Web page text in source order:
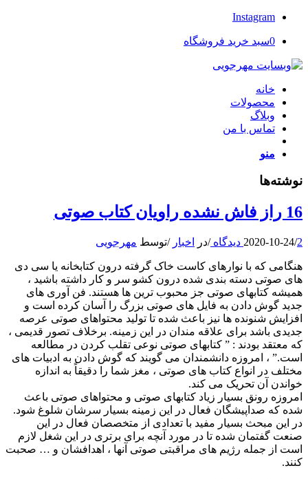
Instagram
0سبد خرید فروشگاه
خانه
محصولات
وبلاگ
تماس با من
منو
نوشته‌ها
16 راز فاش نشده راویان کتاب صوتی
2020-10-24/2 دیدگاه /در اخبار /توسط مهرجویی
هنگامی که با نوارهای کاست خاک گرفته درون کتابخانه یا سی دی
های صوتی دسته بندی شده درون کشو سر و کار داشته باشید ،
همیشه کتابهای صوتی جز محبوب ترین ها هستند. فن آوری های
جدید گوش دادن به فایل های صوتی بزرگ را آسان کرده است و
افزایش شنونده ها نیز باعث شده تا تولید محتواهای صوتی عرصه
جدیدی باشد برای علاقه مندان در این زمینه. برخلاف تصور قدیمی ،
که معتقد بودند : ” کتابهای صوتی نوعی تقلب کردن در مطالعه
است.” ، امروزه دانشمندان می گویند که گوش دادن به ادبیات های
مختلف در انواع کتاب های صوتی ، مغز شما را دقیقاً به اندازه
خواندن آن تحریک می کند.
امروزه رونق بسیار زیاد کتابهای صوتی و محتواهای صوتی باعث
شده که صداپیشگان فعال در این زمینه بسیار سرشان شلوغ شود.
در این مبحث بسیار مفید با تعدادی از متخصصان فعال در این
صنعت گفتمان شده تا در مورد آنچه برای برتری در این شغل لازم
است از جمله رژیم های مراقبتی صوتی آنها ، اهدافشان و … صحبت
کنند.